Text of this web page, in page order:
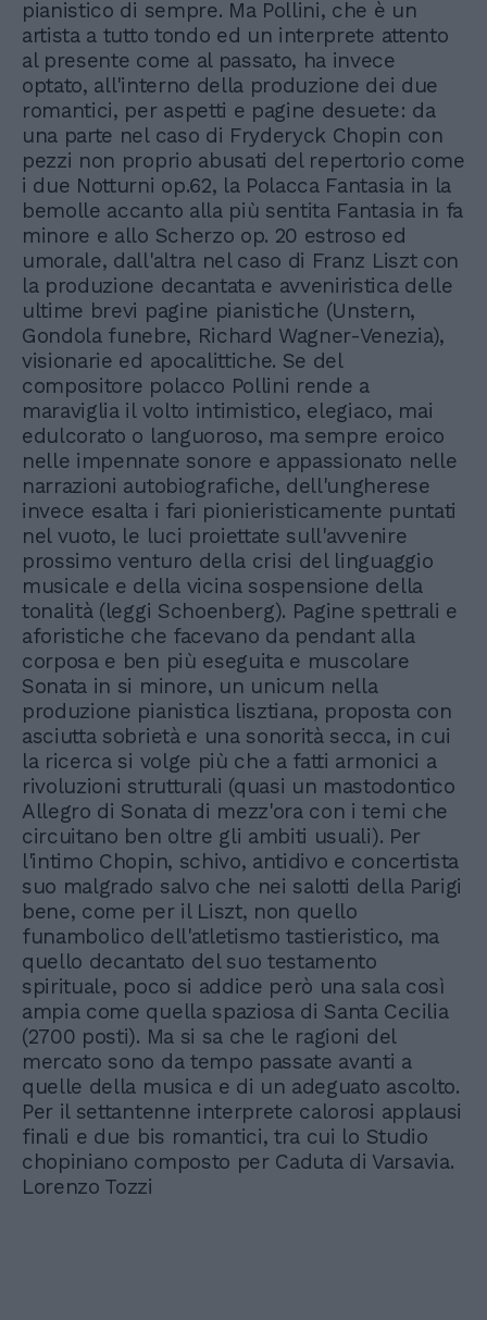
pianistico di sempre. Ma Pollini, che è un
artista a tutto tondo ed un interprete attento
al presente come al passato, ha invece
optato, all'interno della produzione dei due
romantici, per aspetti e pagine desuete: da
una parte nel caso di Fryderyck Chopin con
pezzi non proprio abusati del repertorio come
i due Notturni op.62, la Polacca Fantasia in la
bemolle accanto alla più sentita Fantasia in fa
minore e allo Scherzo op. 20 estroso ed
umorale, dall'altra nel caso di Franz Liszt con
la produzione decantata e avveniristica delle
ultime brevi pagine pianistiche (Unstern,
Gondola funebre, Richard Wagner-Venezia),
visionarie ed apocalittiche. Se del
compositore polacco Pollini rende a
maraviglia il volto intimistico, elegiaco, mai
edulcorato o languoroso, ma sempre eroico
nelle impennate sonore e appassionato nelle
narrazioni autobiografiche, dell'ungherese
invece esalta i fari pionieristicamente puntati
nel vuoto, le luci proiettate sull'avvenire
prossimo venturo della crisi del linguaggio
musicale e della vicina sospensione della
tonalità (leggi Schoenberg). Pagine spettrali e
aforistiche che facevano da pendant alla
corposa e ben più eseguita e muscolare
Sonata in si minore, un unicum nella
produzione pianistica lisztiana, proposta con
asciutta sobrietà e una sonorità secca, in cui
la ricerca si volge più che a fatti armonici a
rivoluzioni strutturali (quasi un mastodontico
Allegro di Sonata di mezz'ora con i temi che
circuitano ben oltre gli ambiti usuali). Per
l'intimo Chopin, schivo, antidivo e concertista
suo malgrado salvo che nei salotti della Parigi
bene, come per il Liszt, non quello
funambolico dell'atletismo tastieristico, ma
quello decantato del suo testamento
spirituale, poco si addice però una sala così
ampia come quella spaziosa di Santa Cecilia
(2700 posti). Ma si sa che le ragioni del
mercato sono da tempo passate avanti a
quelle della musica e di un adeguato ascolto.
Per il settantenne interprete calorosi applausi
finali e due bis romantici, tra cui lo Studio
chopiniano composto per Caduta di Varsavia.
Lorenzo Tozzi